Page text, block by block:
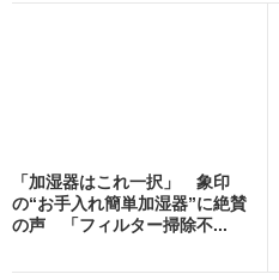
「加湿器はこれ一択」 象印
の“お手入れ簡単加湿器”に絶賛
の声 「フィルター掃除不...